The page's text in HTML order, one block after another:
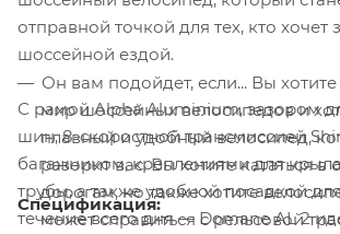
отправной точкой для тех, кто хочет
шоссейной ездой.
С рамой Alpha Aluminium, зазором
шин, 8-скоростной трансмиссией
багажником, креплениями для
трубы, а также удобной посадкой
течение всего дня — Domane AL 2
Он вам подойдет, если... Вы хотите
мир шоссейных велосипедов и
плавный и удобный велосипед,
разорит вас. Вы хотите кататься
дорогам, но также хотите
может справиться с рельсовой
Спецификация: